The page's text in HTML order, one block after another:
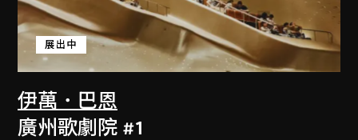
伊萬．巴恩
展出中
廣州歌劇院 #1